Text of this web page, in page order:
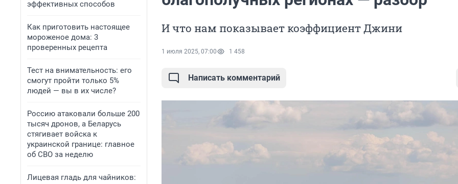
эффективных способов
Как приготовить настоящее
мороженое дома: 3
проверенных рецепта
Тест на внимательность: его
смогут пройти только 5%
людей — вы в их числе?
Россию атаковали больше 200
тысяч дронов, а Беларусь
стягивает войска к
украинской границе: главное
об СВО за неделю
Лицевая гладь для чайников:
И что нам показывает коэффициент Джини
1 июля 2025, 07:00 1 458
Написать комментарий